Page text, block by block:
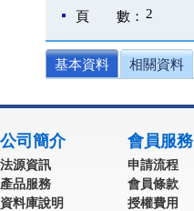
頁 數： 2
基本資料 相關資料
公司簡介
法源資訊
產品服務
資料庫說明
會員服務
申請流程
會員條款
授權費用